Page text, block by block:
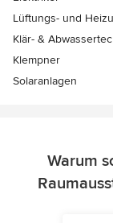
Lüftungs- und
Klär- &
Klempner
Solaranlagen
Warum